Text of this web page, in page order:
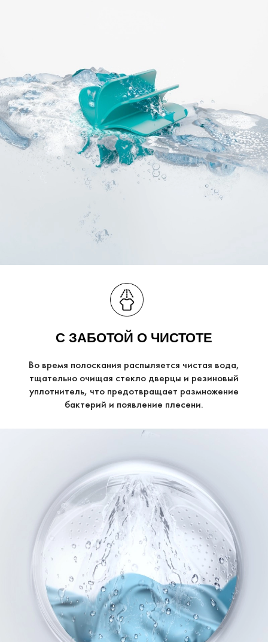
С ЗАБОТОЙ О ЧИСТОТЕ
Во время полоскания распыляется чистая вода,
тщательно очищая стекло дверцы и резиновый
уплотнитель, что предотвращает размножение
бактерий и появление плесени.